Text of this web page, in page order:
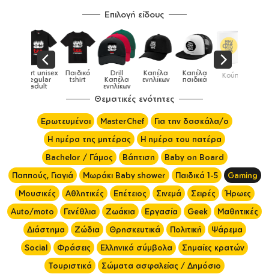
Επιλογή είδους
Drill
Καπέλα
ενηλίκων
Καπέλα
ενηλίκων
Καπέλα
παιδικά Κούπες Κούπες
ειδικές
Κούπες
Θεματικές ενότητες
Ερωτευμένοι MasterChef
Για την δασκάλα/ο
Η ημέρα της μητέρας
Η ημέρα του πατέρα
Bachelor / Γάμος
Βάπτιση
Baby on Board
Παππούς, Γιαγιά
Μωράκι Baby shower Παιδικά 1-5
Gaming
Μουσικές
Αθλητικές Επέτειος Σινεμά Σειρές
Ήρωες
Auto/moto
Γενέθλια Ζωάκια Εργασία Geek
Μαθητικές
Διάστημα
Ζώδια Θρησκευτικά Πολιτική
Ψάρεμα
Social
Φράσεις Ελληνικά σύμβολα
Σημαίες κρατών
Τουριστικά
Σώματα ασφαλείας / Δημόσιο